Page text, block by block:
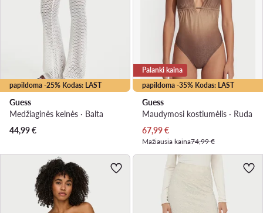
papildoma -25% Kodas: LAST
Guess
Medžiaginės kelnės · Balta
44,99€
papildoma -35% Kodas: LAST
Palanki kaina
Guess
Maudymosi kostiumėlis · Ruda
Dabartinė kaina
67,99€
Mažiausia kaina74,99 €